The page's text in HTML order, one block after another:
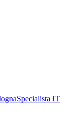
Specialista IT